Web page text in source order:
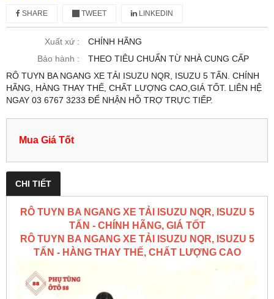
SHARE TWEET LINKEDIN
Xuất xứ :
CHÍNH HÃNG
Bảo hành :
THEO TIÊU CHUẨN TỪ NHÀ CUNG CẤP
RÔ TUYN BA NGANG XE TẢI ISUZU NQR, ISUZU 5 TẤN. CHÍNH
HÃNG, HÀNG THAY THẾ, CHẤT LƯỢNG CAO,GIÁ TỐT. LIÊN HỆ
NGAY 03 6767 3233 ĐỂ NHẬN HỖ TRỢ TRỰC TIẾP.
Mua Giá Tốt
CHI TIẾT
RÔ TUYN BA NGANG XE TẢI ISUZU NQR, ISUZU 5
TẤN - CHÍNH HÃNG, GIÁ TỐT
RÔ TUYN BA NGANG XE TẢI ISUZU NQR, ISUZU 5
TẤN - HÀNG THAY THẾ, CHẤT LƯỢNG CAO